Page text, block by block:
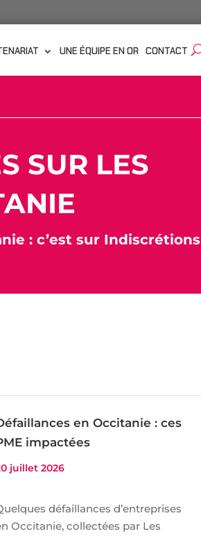
UNE ÉQUIPE EN OR CONTACT
SUR LES
: c’est sur Indiscrétions
en Occitanie : ces
impactées
juillet 2026
défaillances d’entreprises
Occitanie, collectées par Les